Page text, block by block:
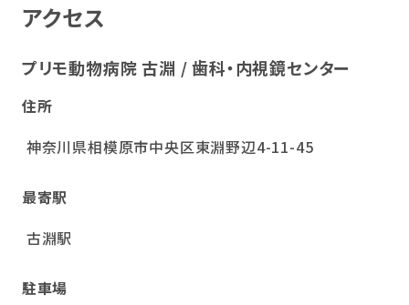
モニターが設置された広い診察室で、獣医師による
アクセス
プリモ動物病院 古淵 / 歯科・内視鏡センター
住所
神奈川県相模原市中央区東淵野辺4-11-45
最寄駅
古淵駅
駐車場